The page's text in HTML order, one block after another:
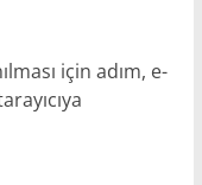
için adım, e-